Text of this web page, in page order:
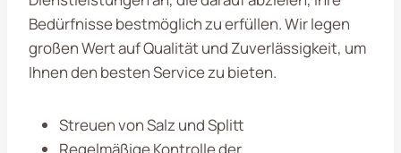
Bedürfnisse bestmöglich zu erfüllen. Wir legen
großen Wert auf Qualität und Zuverlässigkeit, um
Ihnen den besten Service zu bieten.
Streuen von Salz und Splitt
Regelmäßige Kontrolle der